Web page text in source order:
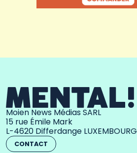
Moien News Médias SARL
15 rue Émile Mark
L-4620 Differdange LUXEMBOURG
CONTACT